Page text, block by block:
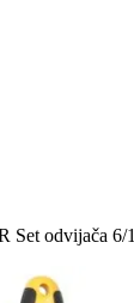
Set odvijača 6/1